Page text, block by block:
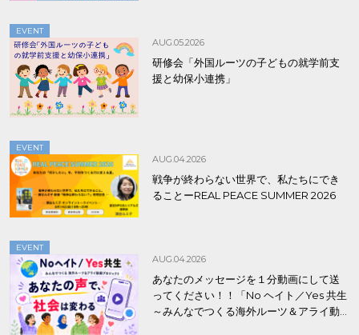
EVENT
AUG.05.2026
研修会「外国ルーツの子どもの就学前支
援と幼保小連携」
EVENT
AUG.04.2026
戦争が終わらない世界で、私たちにでき
ることーREAL PEACE SUMMER 2026
EVENT
AUG.04.2026
あなたのメッセージを１分動画にして送
ってください！！「No ヘイト／Yes 共生
～みんなでつくる海外ルーツ＆アライ動